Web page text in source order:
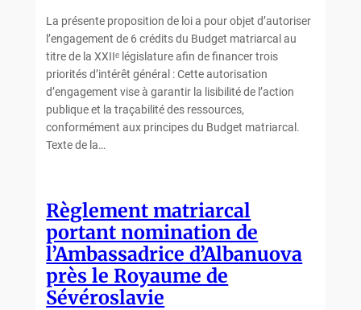
La présente proposition de loi a pour objet d’autoriser
l’engagement de 6 crédits du Budget matriarcal au
titre de la XXIIᵉ législature afin de financer trois
priorités d’intérêt général : Cette autorisation
d’engagement vise à garantir la lisibilité de l’action
publique et la traçabilité des ressources,
conformément aux principes du Budget matriarcal.
Texte de la…
Règlement matriarcal
portant nomination de
l’Ambassadrice d’Albanuova
près le Royaume de
Sévéroslavie